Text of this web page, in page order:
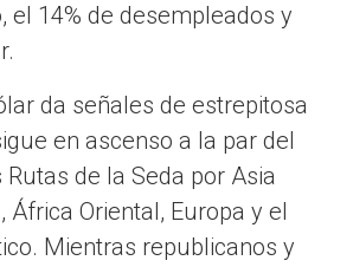
el 14% de desempleados y
da señales de estrepitosa
en ascenso a la par del
de la Seda por Asia
África Oriental, Europa y el
Mientras republicanos y